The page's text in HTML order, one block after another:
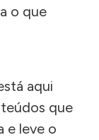
o que
aqui
que
e leve o